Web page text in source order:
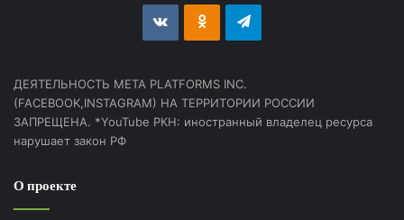
vk.com Odnoklassniki
Telegram
ДЕЯТЕЛЬНОСТЬ МЕТА PLATFORMS INC.
(FACEBOOK,INSTAGRAM) НА ТЕРРИТОРИИ РОССИИ
ЗАПРЕЩЕНА. *YouTube РКН: иностранный владелец ресурса
нарушает закон РФ
О проекте